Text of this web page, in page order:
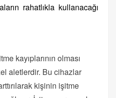
rahatlıkla kullanacağı
kayıplarının olması
aletlerdir. Bu cihazlar
kişinin işitme